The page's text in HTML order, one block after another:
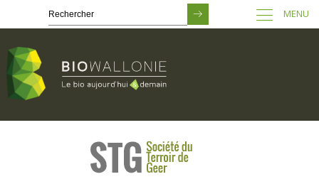
MENU